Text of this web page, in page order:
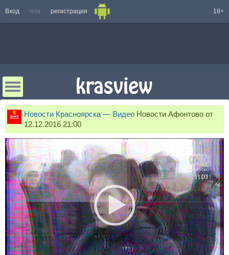
Вход или регистрация 18+
Новости Красноярска — Видео Новости Афонтово от
12.12.2016 21:00